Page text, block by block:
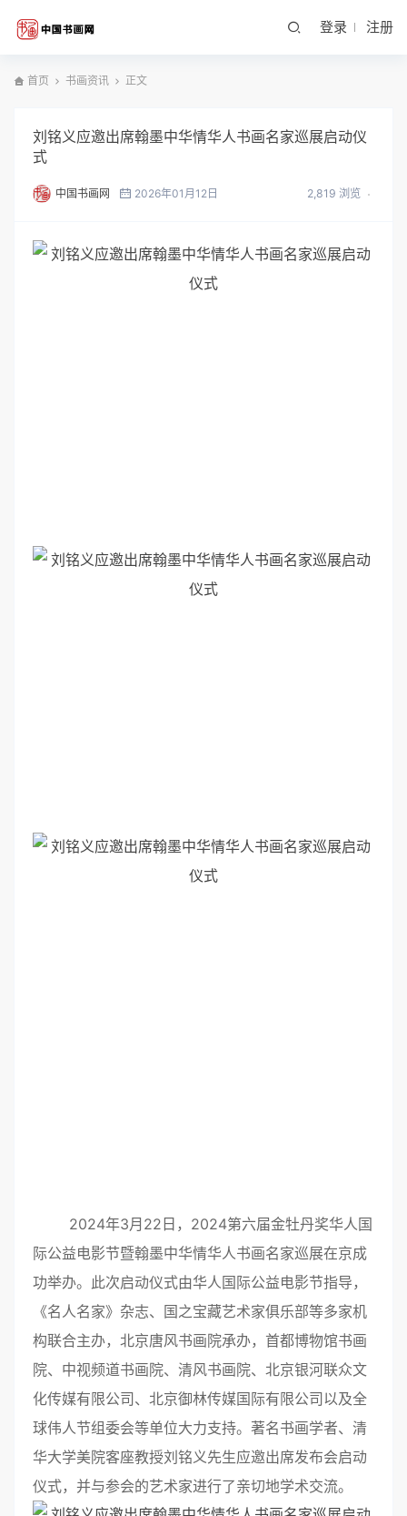
登录 注册
首页 书画资讯 正文
刘铭义应邀出席翰墨中华情华人书画名家巡展启动仪
式
中国书画网 2026年01月12日 2,819 浏览
2024年3月22日，2024第六届金牡丹奖华人国
际公益电影节暨翰墨中华情华人书画名家巡展在京成
功举办。此次启动仪式由华人国际公益电影节指导，
《名人名家》杂志、国之宝藏艺术家俱乐部等多家机
构联合主办，北京唐风书画院承办，首都博物馆书画
院、中视频道书画院、清风书画院、北京银河联众文
化传媒有限公司、北京御林传媒国际有限公司以及全
球伟人节组委会等单位大力支持。著名书画学者、清
华大学美院客座教授刘铭义先生应邀出席发布会启动
仪式，并与参会的艺术家进行了亲切地学术交流。